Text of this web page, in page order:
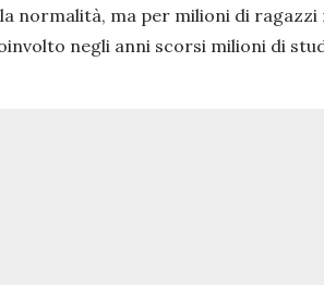
normalità, ma per milioni di ragazzi
negli anni scorsi milioni di